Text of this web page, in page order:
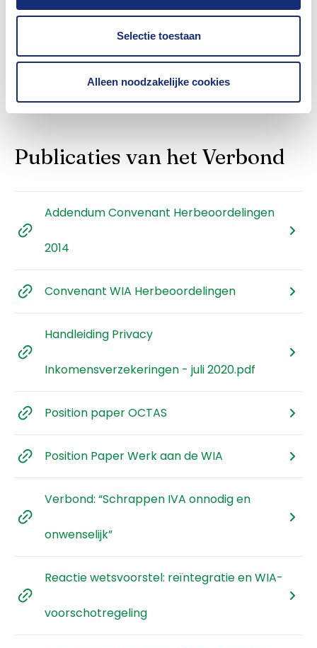
Selectie toestaan
Alleen noodzakelijke cookies
25-06-2026
Toon meer
Publicaties van het Verbond
Addendum Convenant Herbeoordelingen
2014
Convenant WIA Herbeoordelingen
Handleiding Privacy
Inkomensverzekeringen - juli 2020.pdf
Position paper OCTAS
Position Paper Werk aan de WIA
Verbond: “Schrappen IVA onnodig en
onwenselijk”
Reactie wetsvoorstel: reïntegratie en WIA-
voorschotregeling